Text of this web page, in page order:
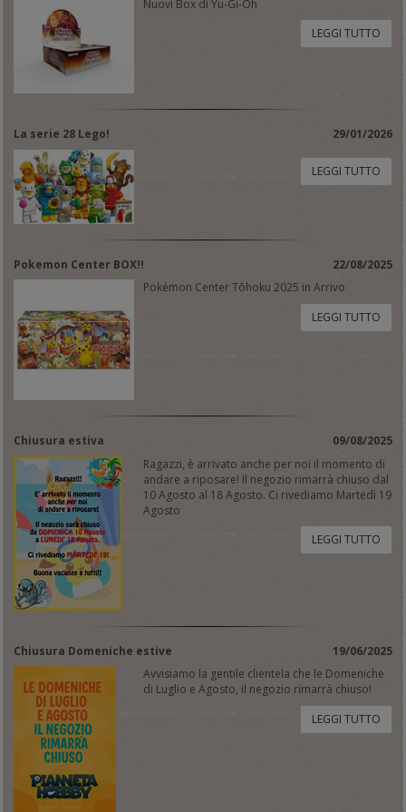
Nuovi Box di Yu-Gi-Oh
LEGGI TUTTO
La serie 28 Lego! 29/01/2026
LEGGI TUTTO
Pokemon Center BOX!!
22/08/2025
Pokémon Center Tōhoku 2025 in Arrivo
LEGGI TUTTO
Chiusura estiva
09/08/2025
Ragazzi, è arrivato anche per noi il momento di
andare a riposare! Il negozio rimarrà chiuso dal
10 Agosto al 18 Agosto. Ci rivediamo Martedì 19
Agosto
LEGGI TUTTO
Chiusura Domeniche estive
19/06/2025
Avvisiamo la gentile clientela che le Domeniche
di Luglio e Agosto, il negozio rimarrà chiuso!
LEGGI TUTTO